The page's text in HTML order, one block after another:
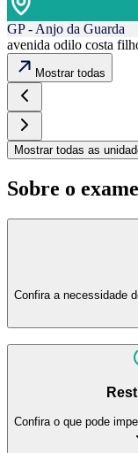
GP - Anjo da Guarda
avenida odilo costa
Mostrar todas
Mostrar todas as
Sobre o exame
Confira a necessidade
Confira o que pode